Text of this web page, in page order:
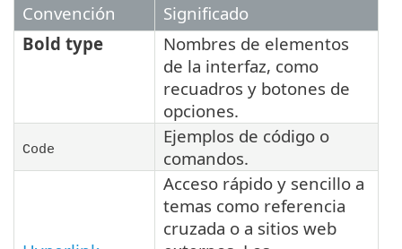
Convención
Significado
Bold type
Nombres de elementos
de la interfaz, como
recuadros y botones de
opciones.
Code
Ejemplos de código o
comandos.
Acceso rápido y sencillo a
temas como referencia
cruzada o a sitios web